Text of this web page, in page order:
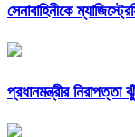
সেনাবাহিনীকে
প্রধানমন্ত্রীর